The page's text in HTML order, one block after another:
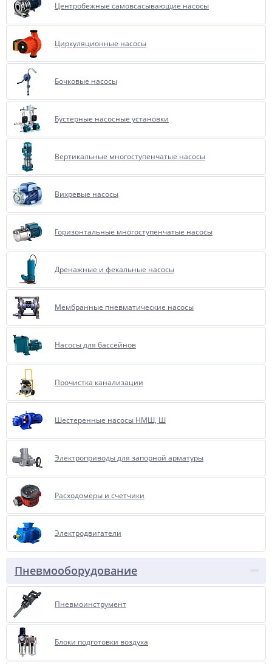
Центробежные самовсасывающие насосы
Циркуляционные насосы
Бочковые насосы
Бустерные насосные установки
Вертикальные многоступенчатые насосы
Вихревые насосы
Горизонтальные многоступенчатые насосы
Дренажные и фекальные насосы
Мембранные пневматические насосы
Насосы для бассейнов
Прочистка канализации
Шестеренные насосы НМШ, Ш
Электроприводы для запорной арматуры
Расходомеры и счетчики
Электродвигатели
Пневмооборудование
Пневмоинструмент
Блоки подготовки воздуха